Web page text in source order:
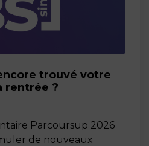
trouvé votre
rentrée ?
Parcoursup 2026
de nouveaux